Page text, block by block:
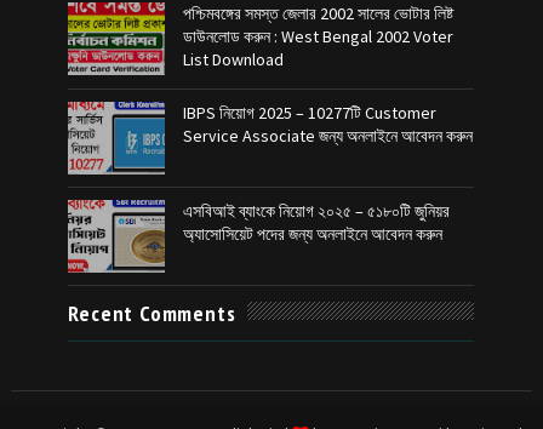
পশ্চিমবঙ্গের সমস্ত জেলার 2002 সালের ভোটার লিষ্ট
ডাউনলোড করুন : West Bengal 2002 Voter
List Download
IBPS নিয়োগ 2025 – 10277টি Customer
Service Associate জন্য অনলাইনে আবেদন করুন
এসবিআই ব্যাংকে নিয়োগ ২০২৫ – ৫১৮০টি জুনিয়র
অ্যাসোসিয়েট পদের জন্য অনলাইনে আবেদন করুন
Recent Comments